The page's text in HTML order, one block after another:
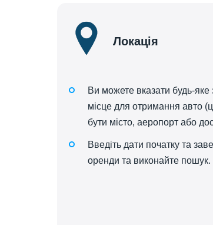
Локація
Ви можете вказати будь-яке
місце для отримання авто
бути місто, аеропорт або
Введіть дати початку та
оренди та виконайте пошук.